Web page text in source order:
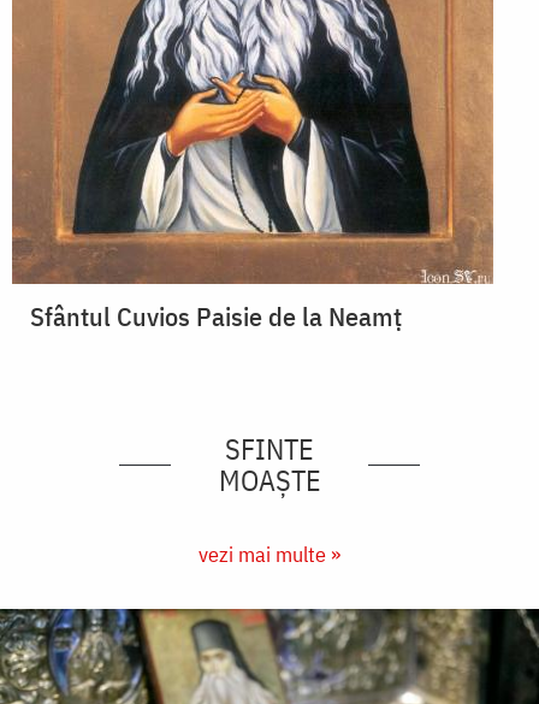
Sfântul Cuvios Paisie de la Neamț
SFINTE
MOAȘTE
vezi mai multe »